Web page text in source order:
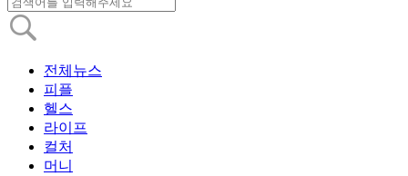
전체뉴스
피플
헬스
라이프
컬처
머니